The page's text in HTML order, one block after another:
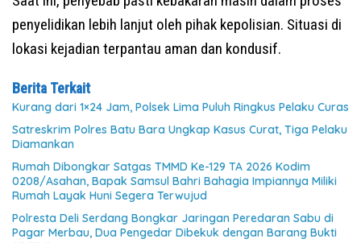
penyelidikan lebih lanjut oleh pihak kepolisian. Situasi di
lokasi kejadian terpantau aman dan kondusif.
Berita Terkait
Kurang dari 1×24 Jam, Polsek Lima Puluh Ringkus Pelaku Curas
Satreskrim Polres Batu Bara Ungkap Kasus Curat, Tiga Pelaku
Diamankan
Rumah Dibongkar Satgas TMMD Ke-129 TA 2026 Kodim
0208/Asahan, Bapak Samsul Bahri Bahagia Impiannya Miliki
Rumah Layak Huni Segera Terwujud
Polresta Deli Serdang Bongkar Jaringan Peredaran Sabu di
Pagar Merbau, Dua Pengedar Dibekuk dengan Barang Bukti